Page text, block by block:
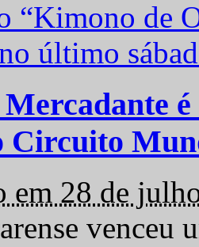
Circuito
em 28 de
venceu